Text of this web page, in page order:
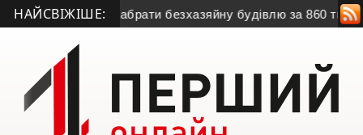
НАЙСВІЖІШЕ:
хочуть забрати безхазяйну будівлю за 860 тис грн • З